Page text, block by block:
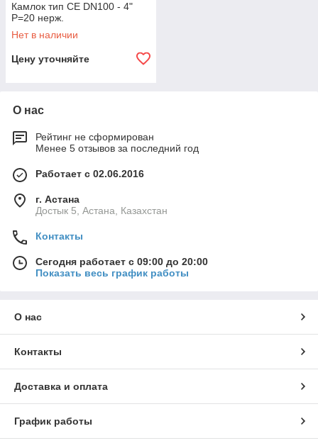
Камлок тип CE DN100 - 4"
P=20 нерж.
Нет в наличии
Цену уточняйте
О нас
Рейтинг не сформирован
Менее 5 отзывов за последний год
Работает с 02.06.2016
г. Астана
Достык 5, Астана, Казахстан
Контакты
Сегодня работает с 09:00 до 20:00
Показать весь график работы
О нас
Контакты
Доставка и оплата
График работы